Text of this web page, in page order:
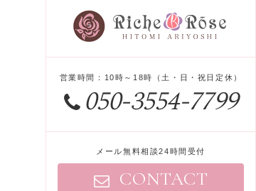
営業時間 ： 10時～18時 （ 土 ・ 日 ・ 祝日定休 ）
050-3554-7799
メール無料相談24時間受付
CONTACT